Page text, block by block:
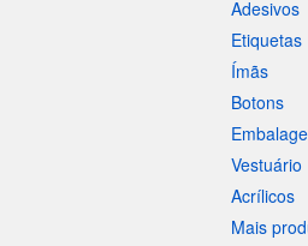
Adesivos
Etiquetas
Ímãs
Botons
Vestuário
Acrílicos
Mais